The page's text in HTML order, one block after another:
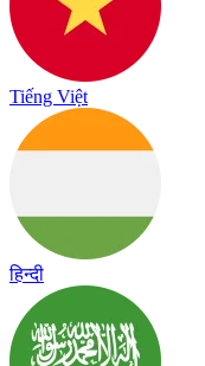
Tiếng Việt
हिन्दी